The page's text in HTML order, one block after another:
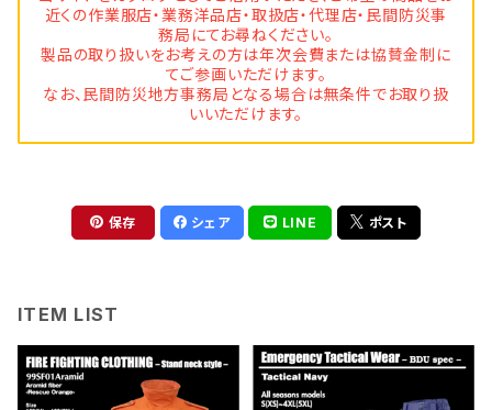
近くの作業服店・業務洋品店・取扱店・代理店・民間防災事
務局にてお尋ねください。
製品の取り扱いをお考えの方は年次会費または協賛金制に
てご参画いただけます。
なお、民間防災地方事務局となる場合は無条件でお取り扱
いいただけます。
保存 シェア LINE ポスト
ITEM LIST